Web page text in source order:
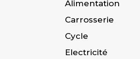
Alimentation
Carrosserie
Cycle
Electricité